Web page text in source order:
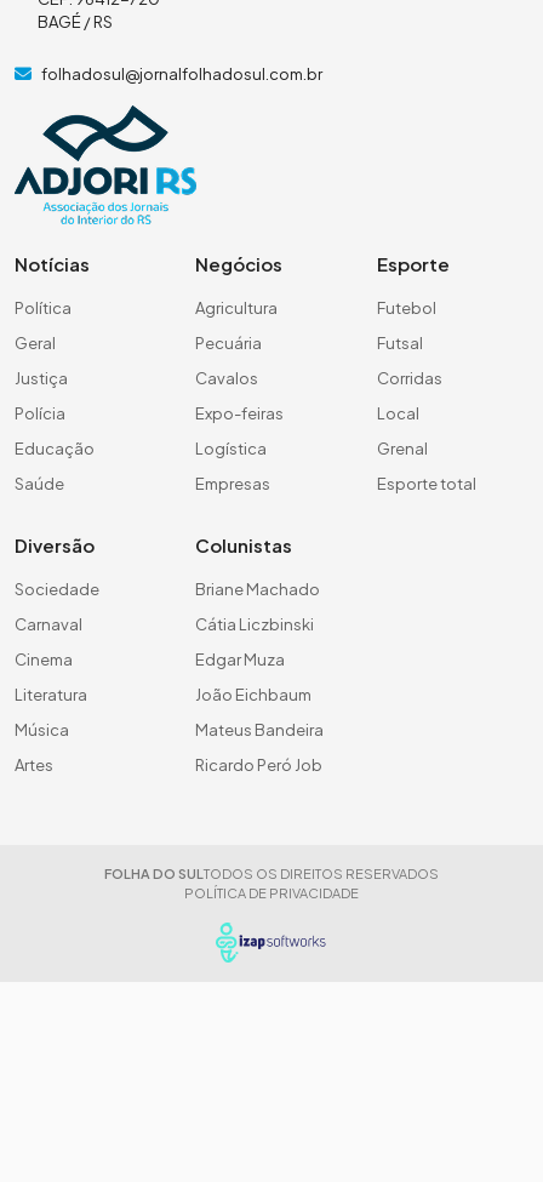
BAGÉ / RS
folhadosul@jornalfolhadosul.com.br
Notícias
Política
Geral
Justiça
Polícia
Educação
Saúde
Negócios
Agricultura
Pecuária
Cavalos
Expo-feiras
Logística
Empresas
Esporte
Futebol
Futsal
Corridas
Local
Grenal
Esporte total
Diversão
Sociedade
Carnaval
Cinema
Literatura
Música
Artes
Colunistas
Briane Machado
Cátia Liczbinski
Edgar Muza
João Eichbaum
Mateus Bandeira
Ricardo Peró Job
FOLHA DO SUL TODOS OS DIREITOS RESERVADOS
POLÍTICA DE PRIVACIDADE